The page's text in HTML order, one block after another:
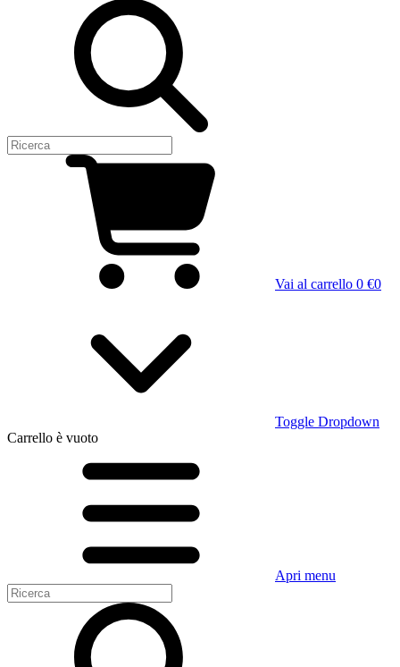
Vai al carrello 0 €0
Toggle Dropdown
Carrello è vuoto
Apri menu